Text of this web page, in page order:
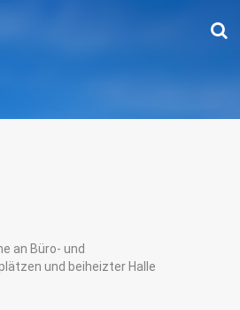
an Büro- und
und beiheizter Halle